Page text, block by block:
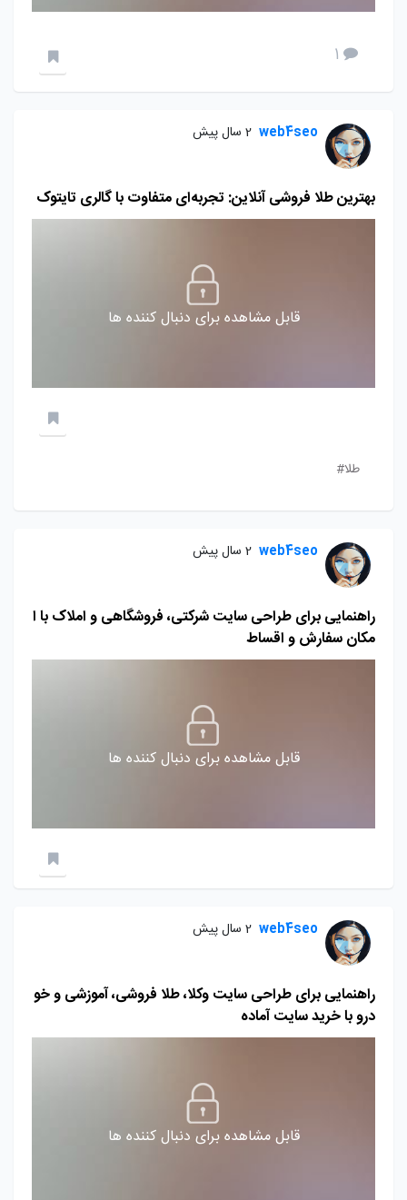
1
web4seo 2 سال پیش
بهترین طلا فروشی آنلاین: تجربه‌ای متفاوت با گالری تایتوک
قابل مشاهده برای دنبال کننده ها
طلا#
web4seo 2 سال پیش
راهنمایی برای طراحی سایت شرکتی، فروشگاهی و املاک با ا
مکان سفارش و اقساط
قابل مشاهده برای دنبال کننده ها
web4seo 2 سال پیش
راهنمایی برای طراحی سایت وکلا، طلا فروشی، آموزشی و خو
درو با خرید سایت آماده
قابل مشاهده برای دنبال کننده ها